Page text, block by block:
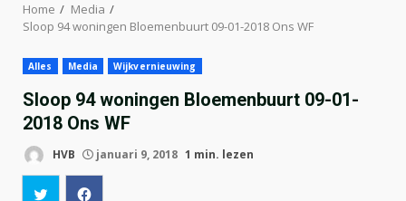
Home
Media
Sloop 94 woningen Bloemenbuurt 09-01-2018 Ons WF
Alles Media Wijkvernieuwing
Sloop 94 woningen Bloemenbuurt 09-01-
2018 Ons WF
HVB januari 9, 2018 1 min. lezen